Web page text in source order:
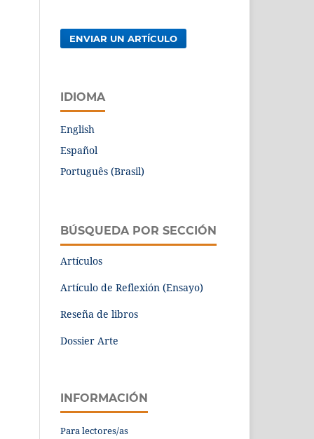
ENVIAR UN ARTÍCULO
IDIOMA
English
Español
Português (Brasil)
BÚSQUEDA POR SECCIÓN
Artículos
Artículo de Reflexión (Ensayo)
Reseña de libros
Dossier Arte
INFORMACIÓN
Para lectores/as